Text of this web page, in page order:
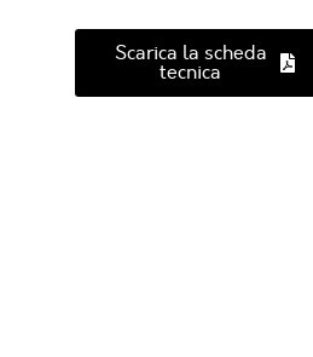
Scarica la scheda
tecnica